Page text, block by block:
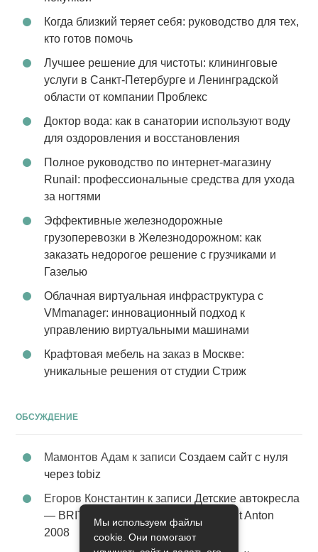
Когда близкий теряет себя: руководство для тех,
кто готов помочь
Лучшее решение для чистоты: клининговые
услуги в Санкт-Петербурге и Ленинградской
области от компании Проблекс
Доктор вода: как в санатории используют воду
для оздоровления и восстановления
Полное руководство по интернет-магазину
Runail: профессиональные средства для ухода
за ногтями
Эффективные железнодорожные
грузоперевозки в Железнодорожном: как
заказать недорогое решение с грузчиками и
Газелью
Облачная виртуальная инфраструктура с
VMmanager: инновационный подход к
управлению виртуальными машинами
Крафтовая мебель на заказ в Москве:
уникальные решения от студии Стриж
ОБСУЖДЕНИЕ
Мамонтов Адам к записиСоздаем сайт с нуля
через tobiz
Егоров Константин к записиДетские автокресла
— BRITAX Evolva 1-2-3 (1-2-3) цвет St Anton
2008
Мы используем файлы
cookie. Они помогают